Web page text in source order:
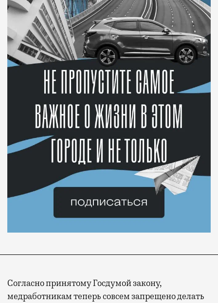
Согласно принятому Госдумой закону,
медработникам теперь совсем запрещено делать